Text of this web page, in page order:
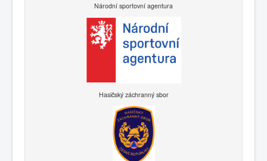
Národní sportovní agentura
Hasičský záchranný sbor